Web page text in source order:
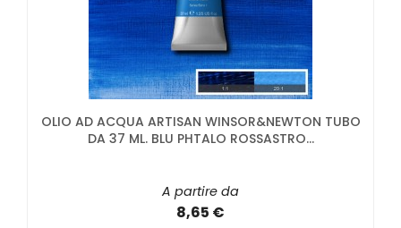
OLIO AD ACQUA ARTISAN WINSOR&NEWTON TUBO
DA 37 ML. BLU PHTALO ROSSASTRO...
A partire da
8,65 €